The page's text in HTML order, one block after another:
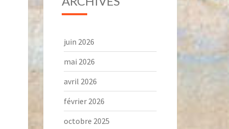
juin 2026
mai 2026
avril 2026
février 2026
octobre 2025